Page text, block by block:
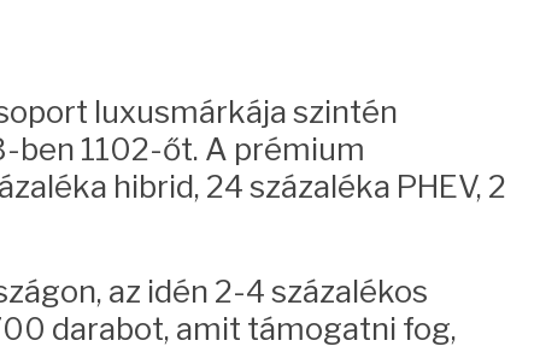
luxusmárkája szintén
ben 1102-őt. A prémium
hibrid, 24 százaléka PHEV, 2
az idén 2-4 százalékos
darabot, amit támogatni fog,